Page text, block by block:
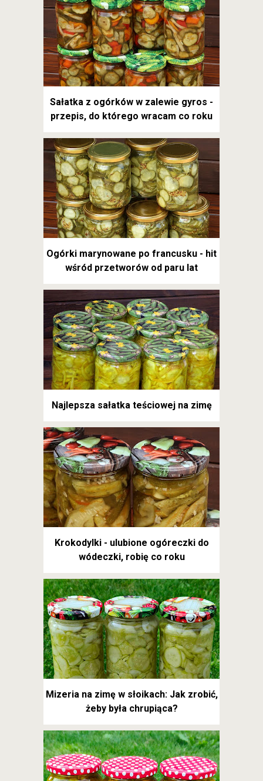
Sałatka z ogórków w zalewie gyros -
przepis, do którego wracam co roku
Ogórki marynowane po francusku - hit
wśród przetworów od paru lat
Najlepsza sałatka teściowej na zimę
Krokodylki - ulubione ogóreczki do
wódeczki, robię co roku
Mizeria na zimę w słoikach: Jak zrobić,
żeby była chrupiąca?